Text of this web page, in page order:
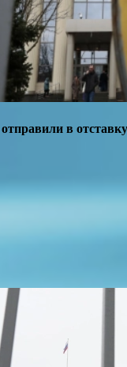
в